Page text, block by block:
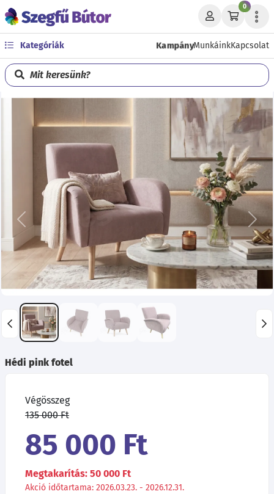
0
Kategóriák KampányMunkáinkKapcsolat
Mit keresünk?
Előző
Hédi pink fotel
Végösszeg
135 000 Ft
85 000 Ft
Megtakarítás: 50 000 Ft
Akció időtartama: 2026.03.23. - 2026.12.31.